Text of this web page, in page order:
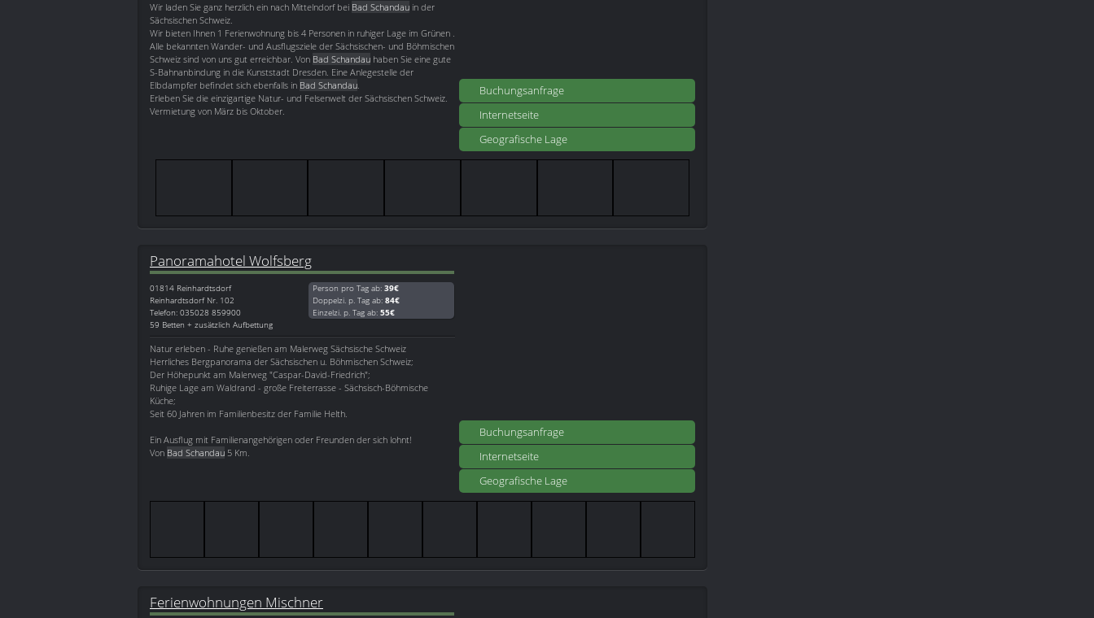
Buchungsanfrage
Internetseite
Geografische Lage
Wir laden Sie ganz herzlich ein nach Mittelndorf bei Bad Schandau in der
Sächsischen Schweiz.
Wir bieten Ihnen 1 Ferienwohnung bis 4 Personen in ruhiger Lage im Grünen .
Alle bekannten Wander- und Ausflugsziele der Sächsischen- und Böhmischen
Schweiz sind von uns gut erreichbar. Von Bad Schandau haben Sie eine gute
S-Bahnanbindung in die Kunststadt Dresden. Eine Anlegestelle der
Elbdampfer befindet sich ebenfalls in Bad Schandau.
Erleben Sie die einzigartige Natur- und Felsenwelt der Sächsischen Schweiz.
Vermietung von März bis Oktober.
Buchungsanfrage
Internetseite
Geografische Lage
Panoramahotel Wolfsberg
01814 Reinhardtsdorf
Reinhardtsdorf Nr. 102
Telefon: 035028 859900
59 Betten + zusätzlich Aufbettung
Person pro Tag ab: 39€
Doppelzi. p. Tag ab: 84€
Einzelzi. p. Tag ab: 55€
Natur erleben - Ruhe genießen am Malerweg Sächsische Schweiz
Herrliches Bergpanorama der Sächsischen u. Böhmischen Schweiz;
Der Höhepunkt am Malerweg "Caspar-David-Friedrich";
Ruhige Lage am Waldrand - große Freiterrasse - Sächsisch-Böhmische
Küche;
Seit 60 Jahren im Familienbesitz der Familie Helth.
Ein Ausflug mit Familienangehörigen oder Freunden der sich lohnt!
Von Bad Schandau 5 Km.
Ferienwohnungen Mischner